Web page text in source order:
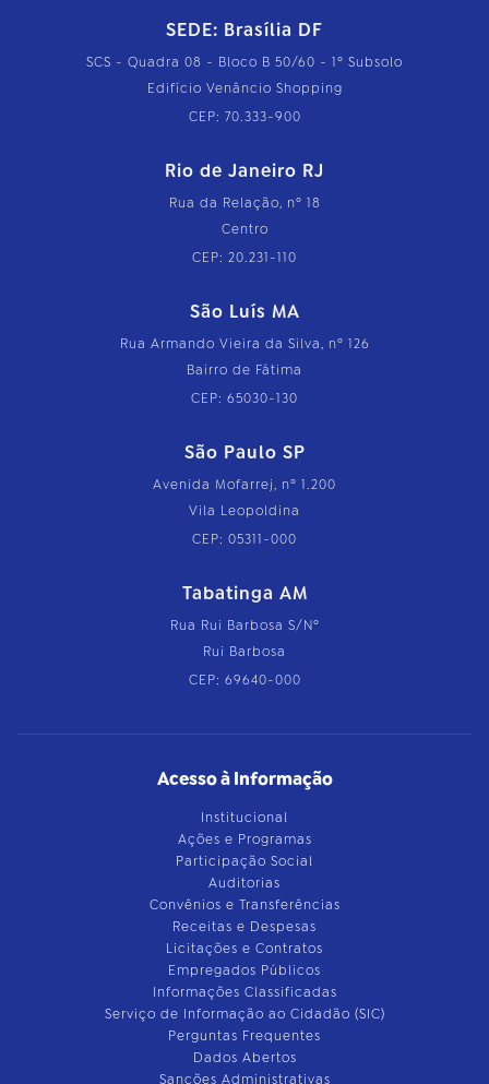
SEDE: Brasília DF
SCS - Quadra 08 - Bloco B 50/60 - 1º Subsolo
Edifício Venâncio Shopping
CEP: 70.333-900
Rio de Janeiro RJ
Rua da Relação, nº 18
Centro
CEP: 20.231-110
São Luís MA
Rua Armando Vieira da Silva, nº 126
Bairro de Fátima
CEP: 65030-130
São Paulo SP
Avenida Mofarrej, nº 1.200
Vila Leopoldina
CEP: 05311-000
Tabatinga AM
Rua Rui Barbosa S/Nº
Rui Barbosa
CEP: 69640-000
Acesso à Informação
Institucional
Ações e Programas
Participação Social
Auditorias
Convênios e Transferências
Receitas e Despesas
Licitações e Contratos
Empregados Públicos
Informações Classificadas
Serviço de Informação ao Cidadão (SIC)
Perguntas Frequentes
Dados Abertos
Sanções Administrativas